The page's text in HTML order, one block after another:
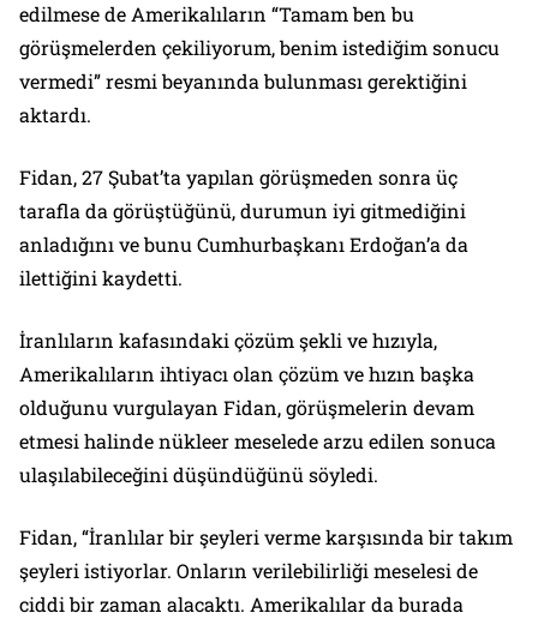
edilmese de Amerikalıların “Tamam ben bu
görüşmelerden çekiliyorum, benim istediğim sonucu
vermedi” resmi beyanında bulunması gerektiğini
aktardı.
Fidan, 27 Şubat’ta yapılan görüşmeden sonra üç
tarafla da görüştüğünü, durumun iyi gitmediğini
anladığını ve bunu Cumhurbaşkanı Erdoğan’a da
ilettiğini kaydetti.
İranlıların kafasındaki çözüm şekli ve hızıyla,
Amerikalıların ihtiyacı olan çözüm ve hızın başka
olduğunu vurgulayan Fidan, görüşmelerin devam
etmesi halinde nükleer meselede arzu edilen sonuca
ulaşılabileceğini düşündüğünü söyledi.
Fidan, “İranlılar bir şeyleri verme karşısında bir takım
şeyleri istiyorlar. Onların verilebilirliği meselesi de
ciddi bir zaman alacaktı. Amerikalılar da burada